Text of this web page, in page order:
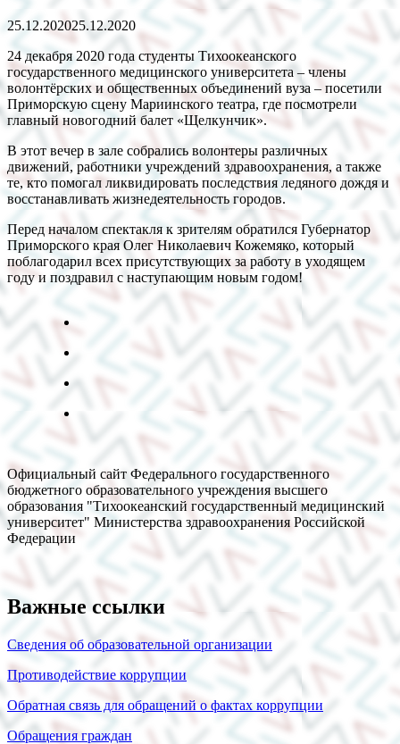
25.12.202025.12.2020
24 декабря 2020 года студенты Тихоокеанского
государственного медицинского университета – члены
волонтёрских и общественных объединений вуза – посетили
Приморскую сцену Мариинского театра, где посмотрели
главный новогодний балет «Щелкунчик».
В этот вечер в зале собрались волонтеры различных
движений, работники учреждений здравоохранения, а также
те, кто помогал ликвидировать последствия ледяного дождя и
восстанавливать жизнедеятельность городов.
Перед началом спектакля к зрителям обратился Губернатор
Приморского края Олег Николаевич Кожемяко, который
поблагодарил всех присутствующих за работу в уходящем
году и поздравил с наступающим новым годом!
Официальный сайт Федерального государственного
бюджетного образовательного учреждения высшего
образования "Тихоокеанский государственный медицинский
университет" Министерства здравоохранения Российской
Федерации
Важные ссылки
Сведения об образовательной организации
Противодействие коррупции
Обратная связь для обращений о фактах коррупции
Обращения граждан